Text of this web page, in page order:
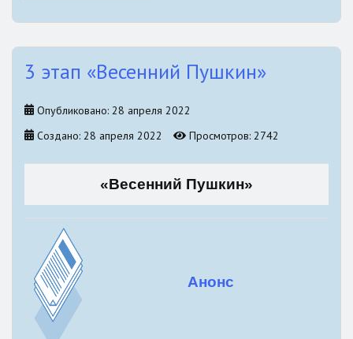
3 этап «Весенний Пушкин»
Опубликовано: 28 апреля 2022
Создано: 28 апреля 2022
Просмотров: 2742
«Весенний Пушкин»
Анонс